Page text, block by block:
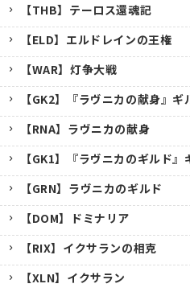
【THB】テーロス還魂記
【ELD】エルドレインの王権
【WAR】灯争大戦
【GK2】『ラヴニカの献身』ギ
【RNA】ラヴニカの献身
【GK1】『ラヴニカのギルド
【GRN】ラヴニカのギルド
【DOM】ドミナリア
【RIX】イクサランの相克
【XLN】イクサラン